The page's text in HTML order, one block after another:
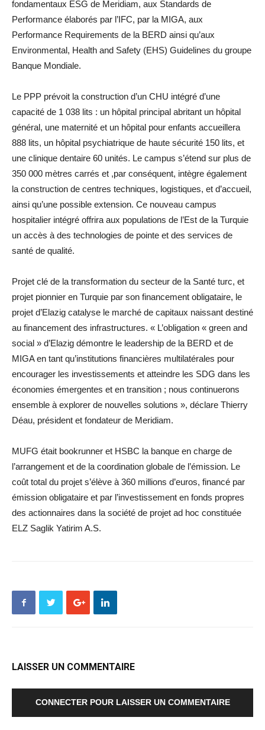
fondamentaux ESG de Meridiam, aux Standards de
Performance élaborés par l’IFC, par la MIGA, aux
Performance Requirements de la BERD ainsi qu’aux
Environmental, Health and Safety (EHS) Guidelines du groupe
Banque Mondiale.
Le PPP prévoit la construction d’un CHU intégré d’une
capacité de 1 038 lits : un hôpital principal abritant un hôpital
général, une maternité et un hôpital pour enfants accueillera
888 lits, un hôpital psychiatrique de haute sécurité 150 lits, et
une clinique dentaire 60 unités. Le campus s’étend sur plus de
350 000 mètres carrés et ,par conséquent, intègre également
la construction de centres techniques, logistiques, et d’accueil,
ainsi qu’une possible extension. Ce nouveau campus
hospitalier intégré offrira aux populations de l’Est de la Turquie
un accès à des technologies de pointe et des services de
santé de qualité.
Projet clé de la transformation du secteur de la Santé turc, et
projet pionnier en Turquie par son financement obligataire, le
projet d’Elazig catalyse le marché de capitaux naissant destiné
au financement des infrastructures. « L’obligation « green and
social » d’Elazig démontre le leadership de la BERD et de
MIGA en tant qu’institutions financières multilatérales pour
encourager les investissements et atteindre les SDG dans les
économies émergentes et en transition ; nous continuerons
ensemble à explorer de nouvelles solutions », déclare Thierry
Déau, président et fondateur de Meridiam.
MUFG était bookrunner et HSBC la banque en charge de
l’arrangement et de la coordination globale de l’émission. Le
coût total du projet s’élève à 360 millions d’euros, financé par
émission obligataire et par l’investissement en fonds propres
des actionnaires dans la société de projet ad hoc constituée
ELZ Saglik Yatirim A.S.
LAISSER UN COMMENTAIRE
CONNECTER POUR LAISSER UN COMMENTAIRE